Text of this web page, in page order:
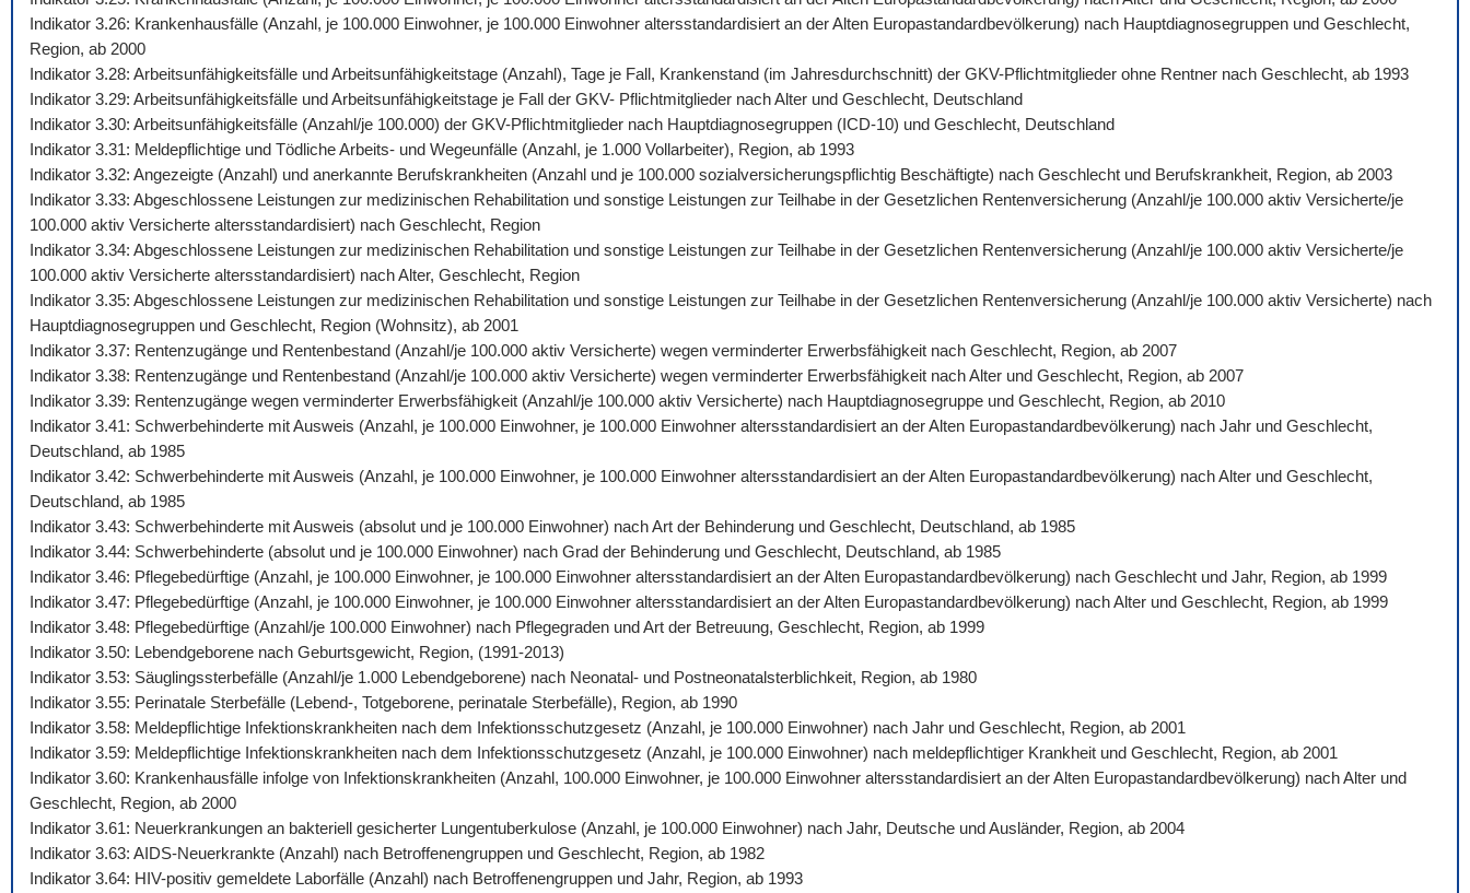
Indikator 3.26: Krankenhausfälle (Anzahl, je 100.000 Einwohner, je 100.000 Einwohner altersstandardisiert an der Alten Europastandardbevölkerung) nach Hauptdiagnosegruppen und Geschlecht,
Region, ab 2000
Indikator 3.28: Arbeitsunfähigkeitsfälle und Arbeitsunfähigkeitstage (Anzahl), Tage je Fall, Krankenstand (im Jahresdurchschnitt) der GKV-Pflichtmitglieder ohne Rentner nach Geschlecht, ab 1993
Indikator 3.29: Arbeitsunfähigkeitsfälle und Arbeitsunfähigkeitstage je Fall der GKV- Pflichtmitglieder nach Alter und Geschlecht, Deutschland
Indikator 3.30: Arbeitsunfähigkeitsfälle (Anzahl/je 100.000) der GKV-Pflichtmitglieder nach Hauptdiagnosegruppen (ICD-10) und Geschlecht, Deutschland
Indikator 3.31: Meldepflichtige und Tödliche Arbeits- und Wegeunfälle (Anzahl, je 1.000 Vollarbeiter), Region, ab 1993
Indikator 3.32: Angezeigte (Anzahl) und anerkannte Berufskrankheiten (Anzahl und je 100.000 sozialversicherungspflichtig Beschäftigte) nach Geschlecht und Berufskrankheit, Region, ab 2003
Indikator 3.33: Abgeschlossene Leistungen zur medizinischen Rehabilitation und sonstige Leistungen zur Teilhabe in der Gesetzlichen Rentenversicherung (Anzahl/je 100.000 aktiv Versicherte/je
100.000 aktiv Versicherte altersstandardisiert) nach Geschlecht, Region
Indikator 3.34: Abgeschlossene Leistungen zur medizinischen Rehabilitation und sonstige Leistungen zur Teilhabe in der Gesetzlichen Rentenversicherung (Anzahl/je 100.000 aktiv Versicherte/je
100.000 aktiv Versicherte altersstandardisiert) nach Alter, Geschlecht, Region
Indikator 3.35: Abgeschlossene Leistungen zur medizinischen Rehabilitation und sonstige Leistungen zur Teilhabe in der Gesetzlichen Rentenversicherung (Anzahl/je 100.000 aktiv Versicherte) nach
Hauptdiagnosegruppen und Geschlecht, Region (Wohnsitz), ab 2001
Indikator 3.37: Rentenzugänge und Rentenbestand (Anzahl/je 100.000 aktiv Versicherte) wegen verminderter Erwerbsfähigkeit nach Geschlecht, Region, ab 2007
Indikator 3.38: Rentenzugänge und Rentenbestand (Anzahl/je 100.000 aktiv Versicherte) wegen verminderter Erwerbsfähigkeit nach Alter und Geschlecht, Region, ab 2007
Indikator 3.39: Rentenzugänge wegen verminderter Erwerbsfähigkeit (Anzahl/je 100.000 aktiv Versicherte) nach Hauptdiagnosegruppe und Geschlecht, Region, ab 2010
Indikator 3.41: Schwerbehinderte mit Ausweis (Anzahl, je 100.000 Einwohner, je 100.000 Einwohner altersstandardisiert an der Alten Europastandardbevölkerung) nach Jahr und Geschlecht,
Deutschland, ab 1985
Indikator 3.42: Schwerbehinderte mit Ausweis (Anzahl, je 100.000 Einwohner, je 100.000 Einwohner altersstandardisiert an der Alten Europastandardbevölkerung) nach Alter und Geschlecht,
Deutschland, ab 1985
Indikator 3.43: Schwerbehinderte mit Ausweis (absolut und je 100.000 Einwohner) nach Art der Behinderung und Geschlecht, Deutschland, ab 1985
Indikator 3.44: Schwerbehinderte (absolut und je 100.000 Einwohner) nach Grad der Behinderung und Geschlecht, Deutschland, ab 1985
Indikator 3.46: Pflegebedürftige (Anzahl, je 100.000 Einwohner, je 100.000 Einwohner altersstandardisiert an der Alten Europastandardbevölkerung) nach Geschlecht und Jahr, Region, ab 1999
Indikator 3.47: Pflegebedürftige (Anzahl, je 100.000 Einwohner, je 100.000 Einwohner altersstandardisiert an der Alten Europastandardbevölkerung) nach Alter und Geschlecht, Region, ab 1999
Indikator 3.48: Pflegebedürftige (Anzahl/je 100.000 Einwohner) nach Pflegegraden und Art der Betreuung, Geschlecht, Region, ab 1999
Indikator 3.50: Lebendgeborene nach Geburtsgewicht, Region, (1991-2013)
Indikator 3.53: Säuglingssterbefälle (Anzahl/je 1.000 Lebendgeborene) nach Neonatal- und Postneonatalsterblichkeit, Region, ab 1980
Indikator 3.55: Perinatale Sterbefälle (Lebend-, Totgeborene, perinatale Sterbefälle), Region, ab 1990
Indikator 3.58: Meldepflichtige Infektionskrankheiten nach dem Infektionsschutzgesetz (Anzahl, je 100.000 Einwohner) nach Jahr und Geschlecht, Region, ab 2001
Indikator 3.59: Meldepflichtige Infektionskrankheiten nach dem Infektionsschutzgesetz (Anzahl, je 100.000 Einwohner) nach meldepflichtiger Krankheit und Geschlecht, Region, ab 2001
Indikator 3.60: Krankenhausfälle infolge von Infektionskrankheiten (Anzahl, 100.000 Einwohner, je 100.000 Einwohner altersstandardisiert an der Alten Europastandardbevölkerung) nach Alter und
Geschlecht, Region, ab 2000
Indikator 3.61: Neuerkrankungen an bakteriell gesicherter Lungentuberkulose (Anzahl, je 100.000 Einwohner) nach Jahr, Deutsche und Ausländer, Region, ab 2004
Indikator 3.63: AIDS-Neuerkrankte (Anzahl) nach Betroffenengruppen und Geschlecht, Region, ab 1982
Indikator 3.64: HIV-positiv gemeldete Laborfälle (Anzahl) nach Betroffenengruppen und Jahr, Region, ab 1993